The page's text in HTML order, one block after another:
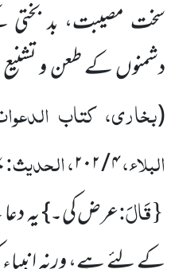
سخت مصیبت، بد
دشمنوں کے طعن و
(بخاری، کتاب
البلاء،۴ / ۲۰۲ ، الحدیث:
{قَالَ:عرض کی۔} یہ